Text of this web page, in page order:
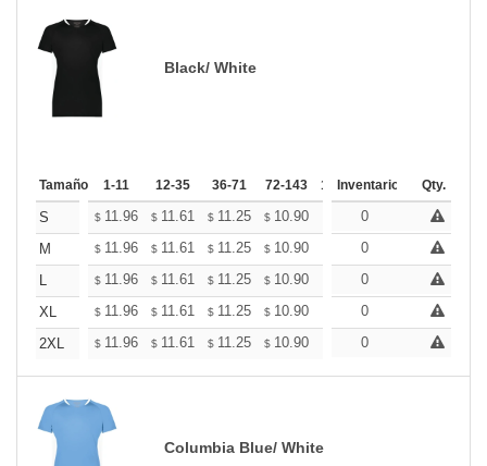
Black/ White
Tamaño 1-11 12-35 36-71 72-143 144-287 288 + Mas
Inventario Qty.
S $ 11.96 $ 11.61 $ 11.25 $ 10.90 10.54
0
M
$ 11.96 $ 11.61 $ 11.25 $ 10.90 10.54
0
L
$ 11.96 $ 11.61 $ 11.25 $ 10.90 10.54
0
XL
$ 11.96 $ 11.61 $ 11.25 $ 10.90 10.54
0
2XL
$ 11.96 $ 11.61 $ 11.25 $ 10.90 10.54
0
Columbia Blue/ White